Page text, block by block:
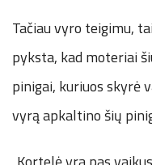
Tačiau vyro teigimu,
pyksta, kad moteriai
pinigai, kuriuos skyrė
vyrą apkaltino šių